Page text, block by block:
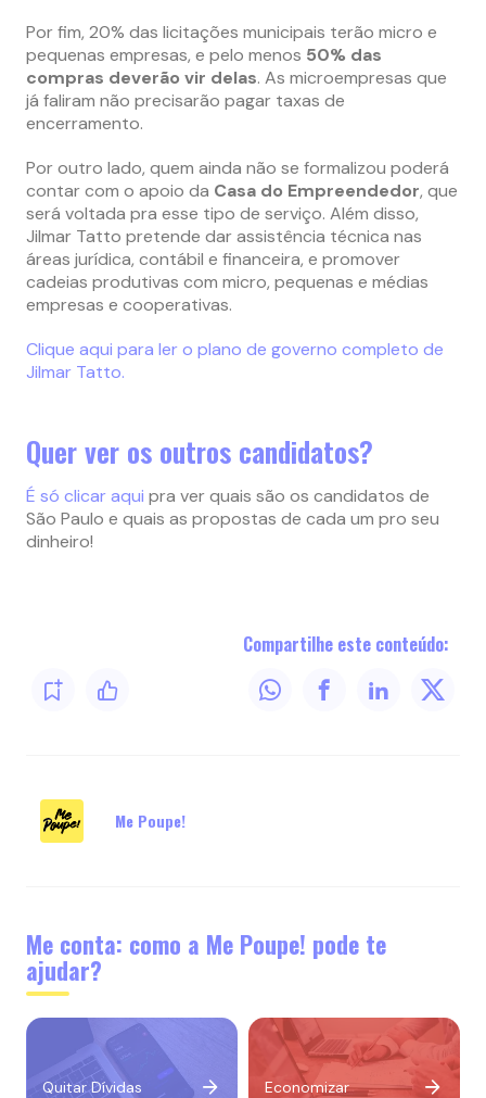
Por fim, 20% das licitações municipais terão micro e
pequenas empresas, e pelo menos 50% das
compras deverão vir delas. As microempresas que
já faliram não precisarão pagar taxas de
encerramento.
Por outro lado, quem ainda não se formalizou poderá
contar com o apoio da Casa do Empreendedor, que
será voltada pra esse tipo de serviço. Além disso,
Jilmar Tatto pretende dar assistência técnica nas
áreas jurídica, contábil e financeira, e promover
cadeias produtivas com micro, pequenas e médias
empresas e cooperativas.
Clique aqui para ler o plano de governo completo de
Jilmar Tatto.
Quer ver os outros candidatos?
É só clicar aqui pra ver quais são os candidatos de
São Paulo e quais as propostas de cada um pro seu
dinheiro!
Compartilhe este conteúdo:
Me Poupe!
Me conta: como a Me Poupe! pode te
ajudar?
Quitar Dívidas Economizar